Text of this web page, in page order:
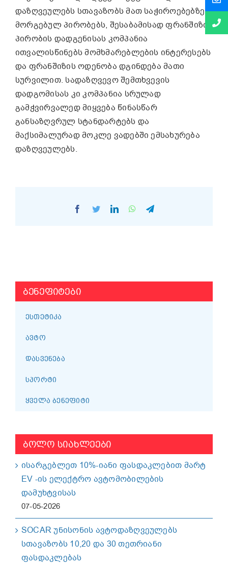
დაზღვეულებს სთავაზობს მათ საჭიროებებზე
მორგებულ პირობებს, შესაბამისად ფრანშიზის
პირობის დადგენისას კომპანია
ითვალისწინებს მომხმარებლების ინტერესებს
და ფრანშიზის ოდენობა დგინდება მათი
სურვილით. სადაზღვევო შემთხვევის
დადგომისას კი კომპანია სრულად
გამჭვირვალედ მიყვება წინასწარ
განსაზღვრულ სტანდარტებს და
მაქსიმალურად მოკლე ვადებში ემსახურება
დაზღვეულებს.
Facebook
TwitterLinkedInWhatsAppTelegram
ᲑᲔᲜᲔᲤᲘᲢᲔᲑᲘ
ᲔᲡᲗᲔᲢᲘᲙᲐ
ᲐᲕᲢᲝ
ᲓᲐᲡᲕᲔᲜᲔᲑᲐ
ᲡᲞᲝᲠᲢᲘ
ᲧᲕᲔᲚᲐ ᲑᲔᲜᲔᲤᲘᲢᲘ
ᲑᲝᲚᲝ ᲡᲘᲐᲮᲚᲔᲔᲑᲘ
ისარგებლეთ 10%-იანი ფასდაკლებით მარტ
EV -ის ელექტრო ავტომობილების
დამუხტვისას
07-05-2026
SOCAR უნისონის ავტოდაზღვეულებს
სთავაზობს 10,20 და 30 თეთრიანი
ფასდაკლებას